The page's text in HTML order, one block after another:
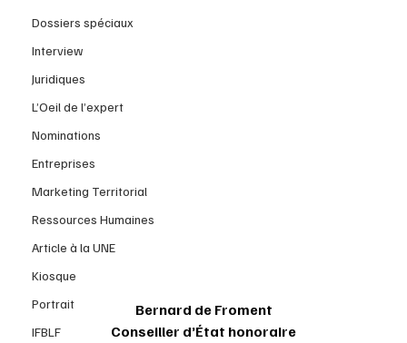
Dossiers spéciaux
Interview
Juridiques
L’Oeil de l’expert
Nominations
Entreprises
Marketing Territorial
Ressources Humaines
Article à la UNE
Kiosque
Portrait
IFBLF
Bernard de Froment
Conseiller d’État honoraire